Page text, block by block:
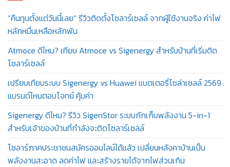
“คืนทุนตั้งแต่วันนี้เลย” รีวิวติดตั้งโซลาร์เซลล์ จากผู้ใช้งานจริง ค่าไฟ
หลักหมื่นเหลือหลักพัน
Atmoce ดีไหม? เทียบ Atmoce vs Sigenergy สำหรับบ้านที่เริ่มติด
โซลาร์เซลล์
เปรียบเทียบระบบ Sigenergy vs Huawei แบตเตอรี่โซล่าเซลล์ 2569
แบรนด์ไหนตอบโจทย์ คุ้มค่า
Sigenergy ดีไหม? รีวิว SigenStor ระบบกักเก็บพลังงาน 5-in-1
สำหรับเจ้าของบ้านที่กำลังจะติดโซลาร์เซลล์
โซลาร์ภาคประชาชนสมัครออนไลน์ได้แล้ว เปลี่ยนหลังคาบ้านเป็น
พลังงานสะอาด ลดค่าไฟ และสร้างรายได้จากไฟส่วนเกิน